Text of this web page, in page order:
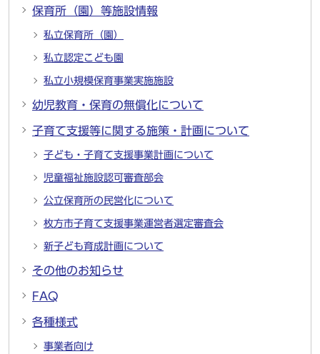
保育所（園）等施設情報
私立保育所（園）
私立認定こども園
私立小規模保育事業実施施設
幼児教育・保育の無償化について
子育て支援等に関する施策・計画について
子ども・子育て支援事業計画について
児童福祉施設認可審査部会
公立保育所の民営化について
枚方市子育て支援事業運営者選定審査会
新子ども育成計画について
その他のお知らせ
FAQ
各種様式
事業者向け